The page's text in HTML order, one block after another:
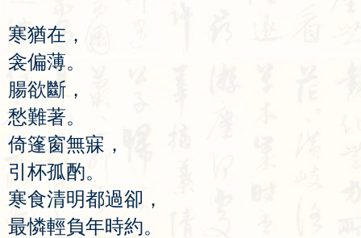
寒猶在 ，
衾偏薄。
腸欲斷 ，
愁難著。
倚篷窗無寐 ，
引 杯孤酌。
寒食清明都過卻 ，
最憐輕負年時約。